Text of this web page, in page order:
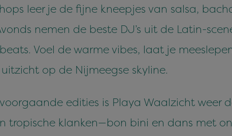
leer je de fijne kneepjes van salsa,
nemen de beste DJ’s uit de Latin-
Voel de warme vibes, laat je
op de Nijmeegse skyline.
edities is Playa Waalzicht weer
tropische klanken—bon bini en dans met